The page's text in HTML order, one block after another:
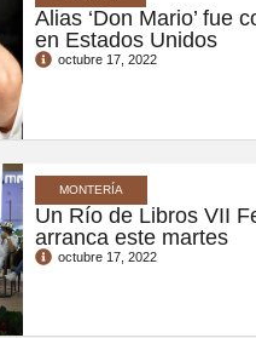
Alias ‘Don Mario’ fue
en Estados Unidos
octubre 17, 2022
MONTERÍA
Un Río de Libros VII
arranca este martes
octubre 17, 2022